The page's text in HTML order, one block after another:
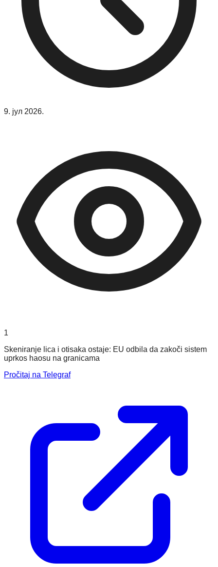
9. јул 2026.
1
Skeniranje lica i otisaka ostaje: EU odbila da zakoči sistem
uprkos haosu na granicama
Pročitaj na Telegraf